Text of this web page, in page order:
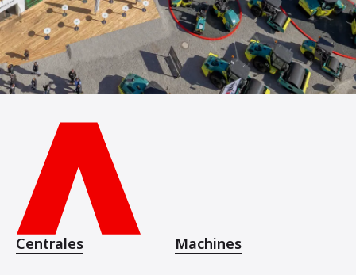
Centrales Machines